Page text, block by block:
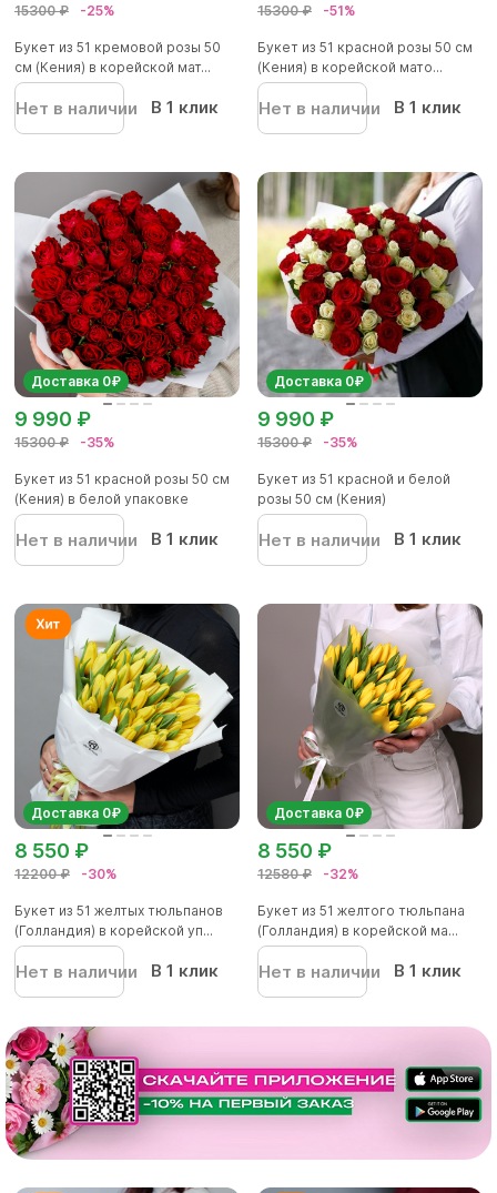
15300 ₽ -25%
Букет из 51 кремовой розы 50
см (Кения) в корейской мат...
Нет в наличии В 1 клик
15300 ₽ -51%
Букет из 51 красной розы 50 см
(Кения) в корейской мато...
Нет в наличии В 1 клик
Доставка 0₽
15300 ₽ -35%
9 990 ₽
Букет из 51 красной розы 50 см
(Кения) в белой упаковке
Нет в наличии В 1 клик
Доставка 0₽
15300 ₽ -35%
9 990 ₽
Букет из 51 красной и белой
розы 50 см (Кения)
Нет в наличии В 1 клик
Доставка 0₽
12200 ₽ -30%
8 550 ₽
Букет из 51 желтых тюльпанов
(Голландия) в корейской уп...
Нет в наличии В 1 клик
Доставка 0₽
12580 ₽ -32%
8 550 ₽
Букет из 51 желтого тюльпана
(Голландия) в корейской ма...
Нет в наличии В 1 клик